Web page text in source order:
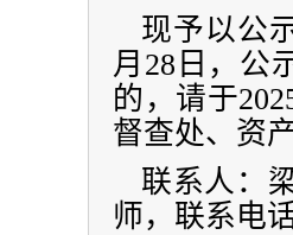
现予以公
月28日 ，公
的，请于
督查处、资
联系人：
师，联系电